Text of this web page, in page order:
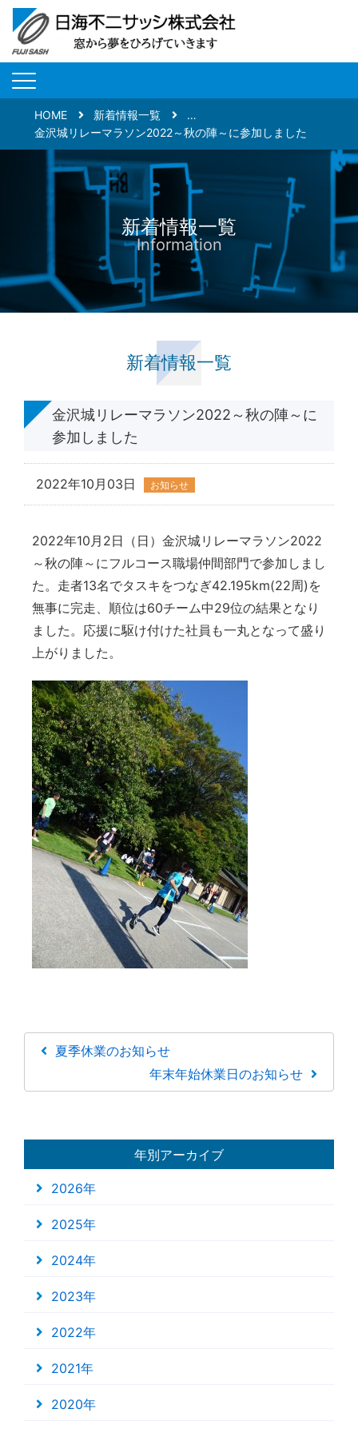
HOME 新着情報一覧
…
金沢城リレーマラソン2022～秋の陣～に参加しました
新着情報一覧
Information
新着情報一覧
金沢城リレーマラソン2022～秋の陣～に
参加しました
2022年10月03日 お知らせ
2022年10月2日（日）金沢城リレーマラソン2022
～秋の陣～にフルコース職場仲間部門で参加しまし
た。走者13名でタスキをつなぎ42.195km(22周)を
無事に完走、順位は60チーム中29位の結果となり
ました。応援に駆け付けた社員も一丸となって盛り
上がりました。
夏季休業のお知らせ
年末年始休業日のお知らせ
年別アーカイブ
2026年
2025年
2024年
2023年
2022年
2021年
2020年